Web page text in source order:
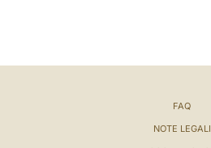
FAQ
NOTE LEGALI